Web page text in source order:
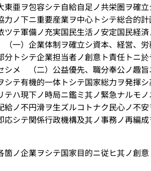
東亜ヲ包容シテ自給自足ノ共栄圏ヲ確
力ノ下ニ重要産業ヲ中心トシテ総合的
ツテ軍備ノ充実国民生活ノ安定国民経
一）企業体制ヲ確立シ資本、経営、
分トシテ企業担当者ノ創意ト責任トニ
シメ （二）公益優先、職分奉公ノ趣
シテ有機的一体トシテ国家総力ヲ発揮
テハ現下ノ時局ニ鑑ミ其ノ緊急ナルモ
給ノ不円滑ヲ生ズルコトナク民心ノ不
応シテ関係行政機構及其ノ事務ノ再編成
箇ノ企業ヲシテ国家目的ニ従ヒ其ノ創